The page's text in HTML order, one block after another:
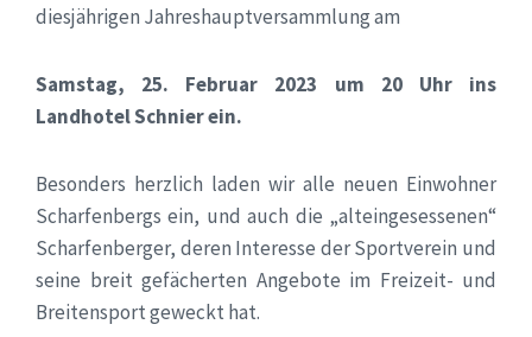
diesjährigen Jahreshauptversammlung am
Samstag, 25. Februar 2023 um 20 Uhr ins
Landhotel Schnier ein.
Besonders herzlich laden wir alle neuen Einwohner
Scharfenbergs ein, und auch die „alteingesessenen“
Scharfenberger, deren Interesse der Sportverein und
seine breit gefächerten Angebote im Freizeit- und
Breitensport geweckt hat.